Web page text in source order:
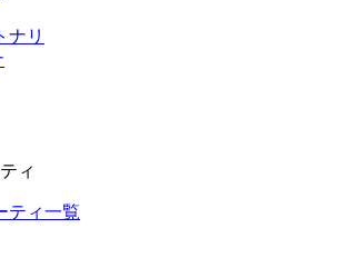
ナリ
ィ
ティ一覧